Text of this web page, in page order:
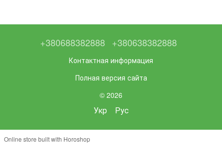
+380688382888 +380638382888
Контактная информация
Полная версия сайта
© 2026
Укр Рус
Online store built with Horoshop